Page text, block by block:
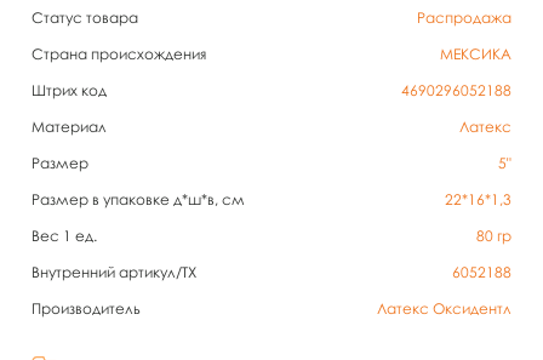
Статус товара
Распродажа
Страна происхождения
МЕКСИКА
Штрих код
4690296052188
Материал
Латекс
Размер
5"
Размер в упаковке д*ш*в, см
22*16*1,3
Вес 1 ед.
80 гр
Внутренний артикул/TX
6052188
Производитель
Латекс Оксидентл